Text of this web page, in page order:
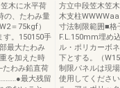
木に水平荷
の、たわみ量
＝75kgf）
す。150150手
最大たわみ
を加えた時
わみ鉛直荷
最大残留
方立中段笠木笠
木支柱
寸法制限範囲■格
F.L.150mm埋め
ル・ポリカーボ
下とする。（
制限パネルは現
使用してくださ